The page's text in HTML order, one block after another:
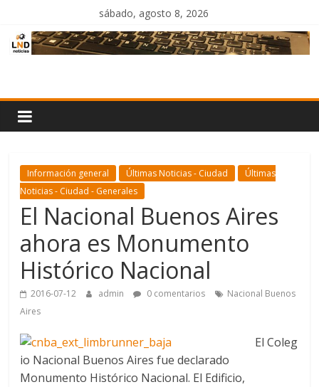
contenido
sábado, agosto 8, 2026
Noticias
Información general Últimas Noticias - Ciudad
Últimas
Noticias - Ciudad - Generales
El Nacional Buenos Aires
ahora es Monumento
Histórico Nacional
2016-07-12 admin 0 comentarios
Nacional Buenos
Aires
El Coleg
io Nacional Buenos Aires fue declarado
Monumento Histórico Nacional. El Edificio,